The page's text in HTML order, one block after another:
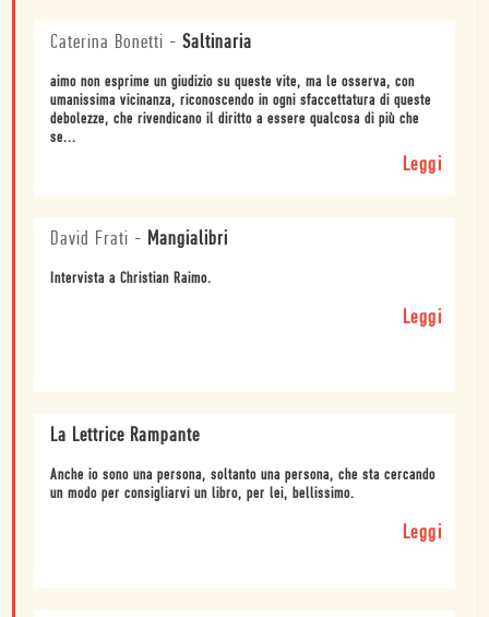
Caterina Bonetti - Saltinaria
aimo non esprime un giudizio su queste vite, ma le osserva, con
umanissima vicinanza, riconoscendo in ogni sfaccettatura di queste
debolezze, che rivendicano il diritto a essere qualcosa di più che
se...
Leggi
David Frati - Mangialibri
Intervista a Christian Raimo.
Leggi
La Lettrice Rampante
Anche io sono una persona, soltanto una persona, che sta cercando
un modo per consigliarvi un libro, per lei, bellissimo.
Leggi